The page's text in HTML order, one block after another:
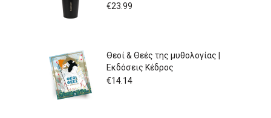
€23.99
Θεοί & Θεές της μυθολογίας |
Εκδόσεις Κέδρος
€14.14